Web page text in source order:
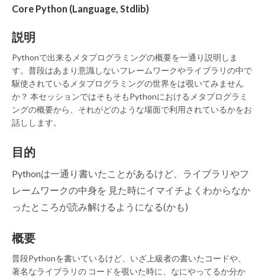
Core Python (Language, Stdlib)
説明
Pythonで出来るメタプログラミングの概要を一通り説明しま
す。普段はあまり意識しないフレームワークやライブラリの中で
駆使されているメタプログラミングの世界をは覗いてみません
か？ 本セッションではそもそもPythonにおけるメタプログラミ
ングの概要から、それがどのような場面で利用されているかをお
話しします。
目的
Pythonは一通り書いたことがあるけど、ライブラリやフ
レームワークの中身を 見た時にイマイチよくわからなか
ったところが読み解けるようになる(かも)
概要
普段Pythonを書いているけど、いざ上級者の書いたコードや、
著名なライブラリの コードを覗いた時に、なにやってるか分か